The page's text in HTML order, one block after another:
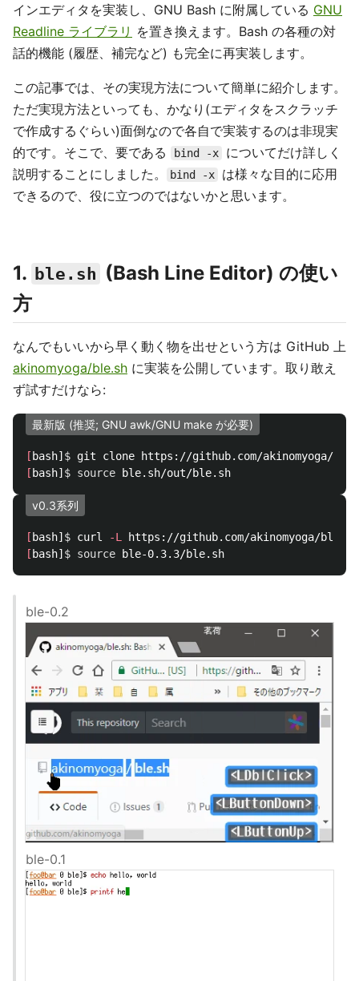
インエディタを実装し、GNU Bash に附属している GNU
Readline ライブラリ を置き換えます。Bash の各種の対
話的機能 (履歴、補完など) も完全に再実装します。
この記事では、その実現方法について簡単に紹介します。
ただ実現方法といっても、かなり(エディタをスクラッチ
で作成するぐらい)面倒なので各自で実装するのは非現実
的です。そこで、要である
bind -x
についてだけ詳しく
説明することにしました。
bind -x
は様々な目的に応用
できるので、役に立つのではないかと思います。
1. ble.sh (Bash Line Editor) の使い
方
なんでもいいから早く動く物を出せという方は GitHub 上
akinomyoga/ble.sh に実装を公開しています。取り敢え
ず試すだけなら:
最新版 (推奨; GNU awk/GNU make が必要)
[ bash] $ git clone https://github.com/akinomyoga/
[ bash] $ source
v0.3系列
[ bash] $ curl -L
https://github.com/akinomyoga/
[ bash] $ source
ble-0.2
ble-0.1